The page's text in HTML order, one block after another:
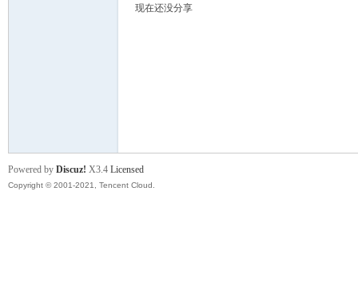
现在还没分享
Powered by Discuz! X3.4 Licensed
Copyright © 2001-2021, Tencent Cloud.